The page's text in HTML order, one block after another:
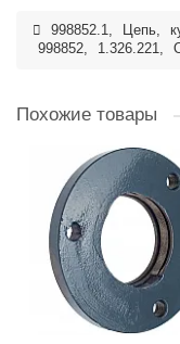
998852.1, Цепь,
998852, 1.326.221,
Похожие товары